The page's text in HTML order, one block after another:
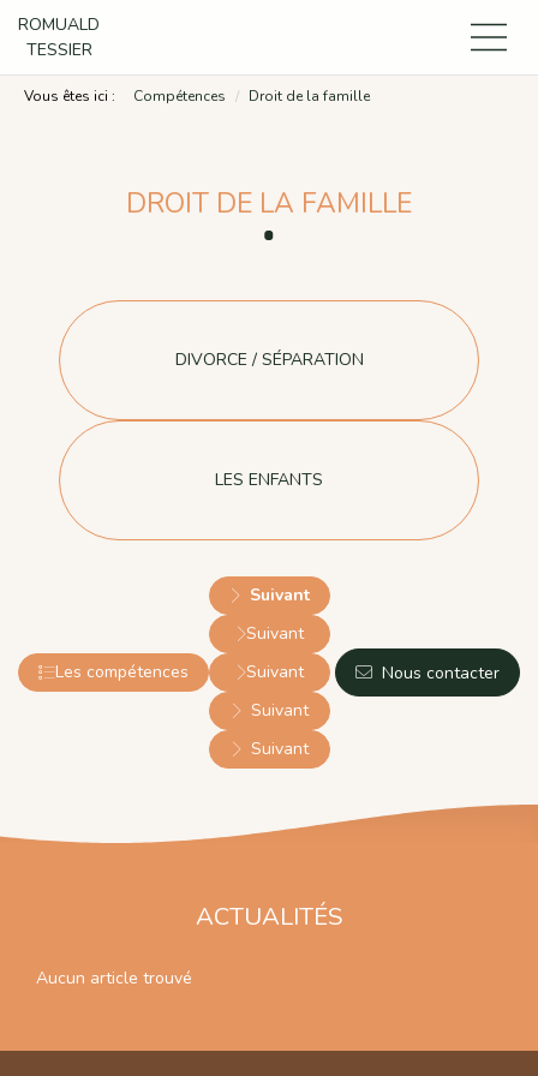
ROMUALD
TESSIER
Vous êtes ici : Compétences Droit de la famille
DROIT DE LA FAMILLE
DIVORCE / SÉPARATION
LES ENFANTS
Nous contacter
ACTUALITÉS
Aucun article trouvé